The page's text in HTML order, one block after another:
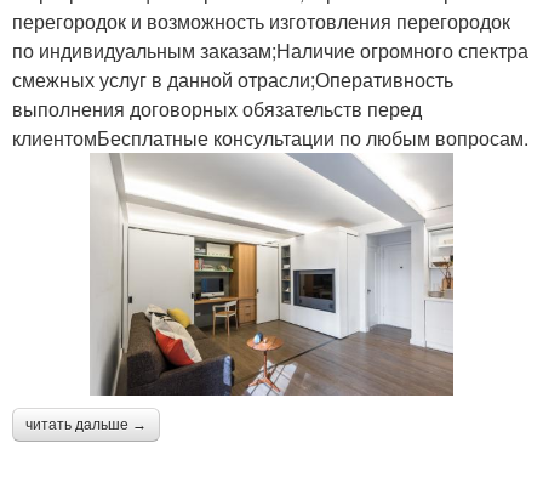
перегородок и возможность изготовления перегородок
по индивидуальным заказам;Наличие огромного спектра
смежных услуг в данной отрасли;Оперативность
выполнения договорных обязательств перед
клиентомБесплатные консультации по любым вопросам.
читать дальше →